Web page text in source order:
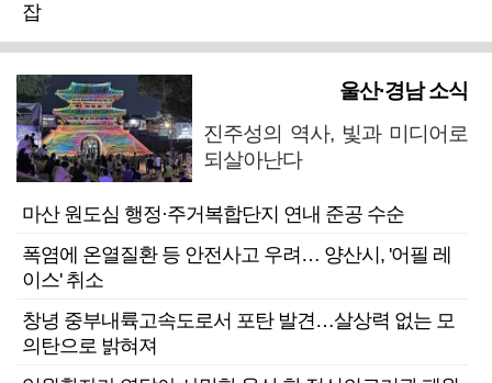
잡
울산·경남 소식
진주성의 역사, 빛과 미디어로
되살아난다
마산 원도심 행정·주거복합단지 연내 준공 수순
폭염에 온열질환 등 안전사고 우려… 양산시, '어필 레
이스' 취소
창녕 중부내륙고속도로서 포탄 발견…살상력 없는 모
의탄으로 밝혀져